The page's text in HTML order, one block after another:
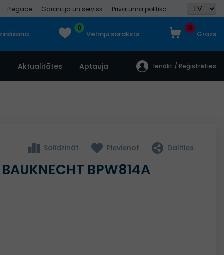
Piegāde Garantija un serviss Privātuma politika
0
Vēlmju saraksts
0
Grozs
Aktualitātes Aptauja Ienākt / Reģistrēties
Salīdzināt Pievienot Dalīties
BPW814A